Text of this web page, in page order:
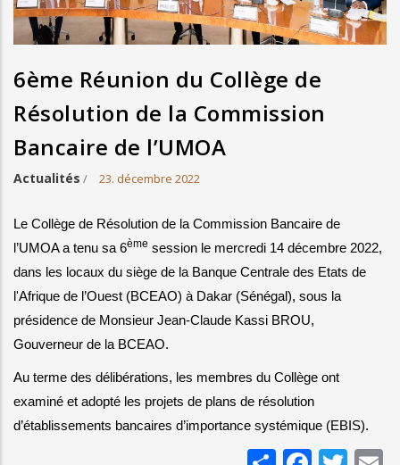
6ème Réunion du Collège de
Résolution de la Commission
Bancaire de l’UMOA
Actualités / 23. décembre 2022
Le Collège de Résolution de la Commission Bancaire de
l’UMOA a tenu sa 6ème session le mercredi 14 décembre 2022,
dans les locaux du siège de la Banque Centrale des Etats de
l'Afrique de l’Ouest (BCEAO) à Dakar (Sénégal), sous la
présidence de Monsieur Jean-Claude Kassi BROU,
Gouverneur de la BCEAO.
Au terme des délibérations, les membres du Collège ont
examiné et adopté les projets de plans de résolution
d’établissements bancaires d’importance systémique (EBIS).